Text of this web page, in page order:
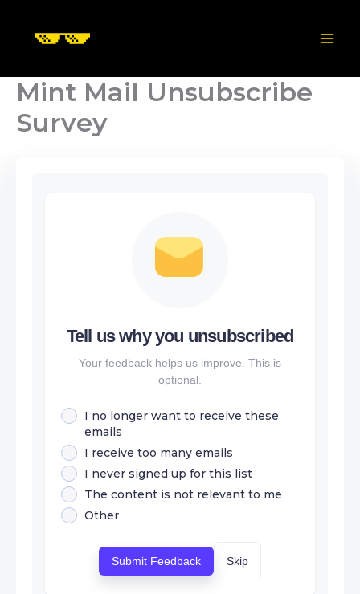
Mint Mail Unsubscribe
Survey
Tell us why you unsubscribed
Your feedback helps us improve. This is
optional.
I no longer want to receive these
emails
I receive too many emails
I never signed up for this list
The content is not relevant to me
Other
Submit Feedback Skip